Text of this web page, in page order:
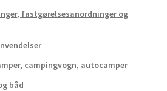
fastgørelsesanordninger og
campingvogn, autocamper
båd